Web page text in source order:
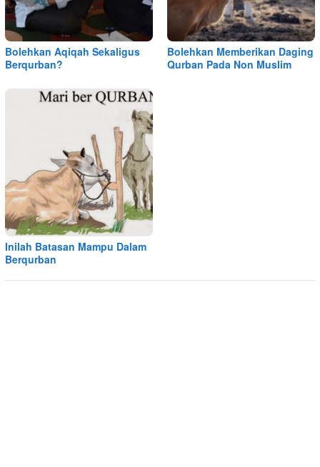
Bolehkan Aqiqah Sekaligus
Berqurban?
Bolehkan Memberikan Daging
Qurban Pada Non Muslim
Inilah Batasan Mampu Dalam
Berqurban